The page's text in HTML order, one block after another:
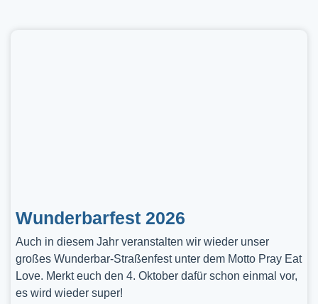
Wunderbarfest 2026
Auch in diesem Jahr veranstalten wir wieder unser
großes Wunderbar-Straßenfest unter dem Motto Pray Eat
Love. Merkt euch den 4. Oktober dafür schon einmal vor,
es wird wieder super!